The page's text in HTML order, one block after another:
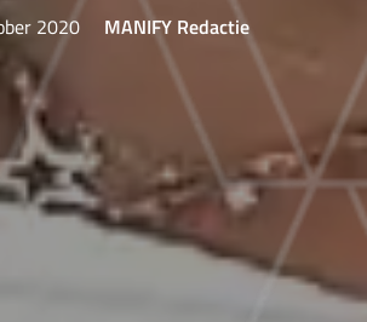
2020 MANIFY Redactie